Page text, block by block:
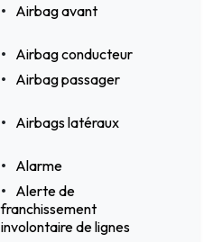
Airbag avant
Airbag conducteur
Airbag passager
Airbags latéraux
Alarme
Alerte de
franchissement
involontaire de lignes